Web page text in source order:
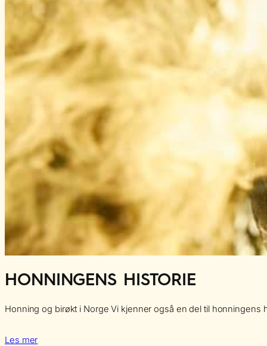
HONNINGENS HISTORIE
Honning og birøkt i Norge Vi kjenner også en del til
Les mer